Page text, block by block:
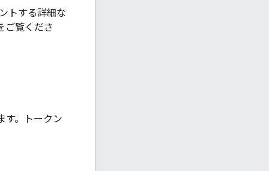
トする詳細な
ご覧くださ
す。トークン